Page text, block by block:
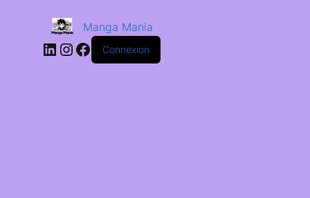
Manga Mania
Connexion